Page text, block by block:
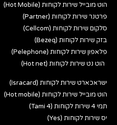
הוט מובייל שירות לקוחות (Hot Mobile)
פרטנר שירות לקוחות (Partner)
סלקום שירות לקוחות (Cellcom)
בזק שירות לקוחות (Bezeq)
פלאפון שירות לקוחות (Pelephone)
הוט נט שירות לקוחות (Hot net)
ישראכארט שירות לקוחות (Isracard)
הוט מובייל שירות לקוחות (Hot mobile)
תמי 4 שירות לקוחות (Tami 4)
יס שירות לקוחות (Yes)